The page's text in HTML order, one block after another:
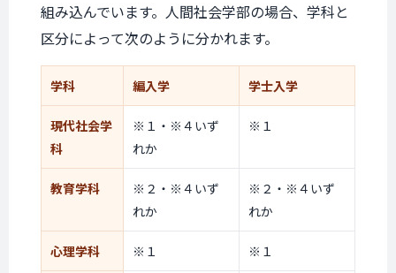
組み込んでいます。人間社会学部の場合、学科と
区分によって次のように分かれます。
学科 編入学 学士入学
現代社会学
科
※１・※４いず
れか
※１
教育学科
※２・※４いず
れか
※２・※４いず
れか
心理学科 ※１ ※１